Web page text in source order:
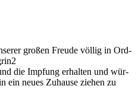
groß­en Freu­de völl­ig in Ord­
die Impf­ung er­hal­ten und wür­
ein neu­es Zu­hau­se zieh­en zu